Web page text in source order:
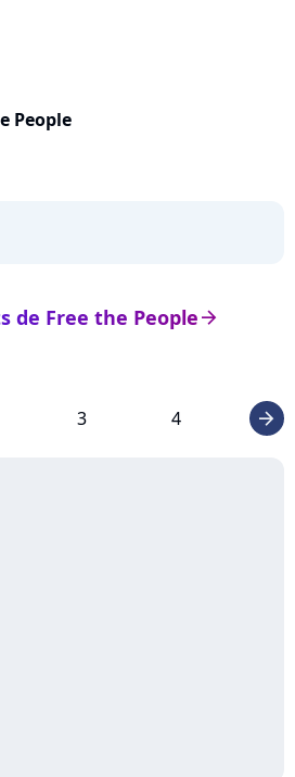
People
arrow_right
de Free the People
3 4 arrow_right